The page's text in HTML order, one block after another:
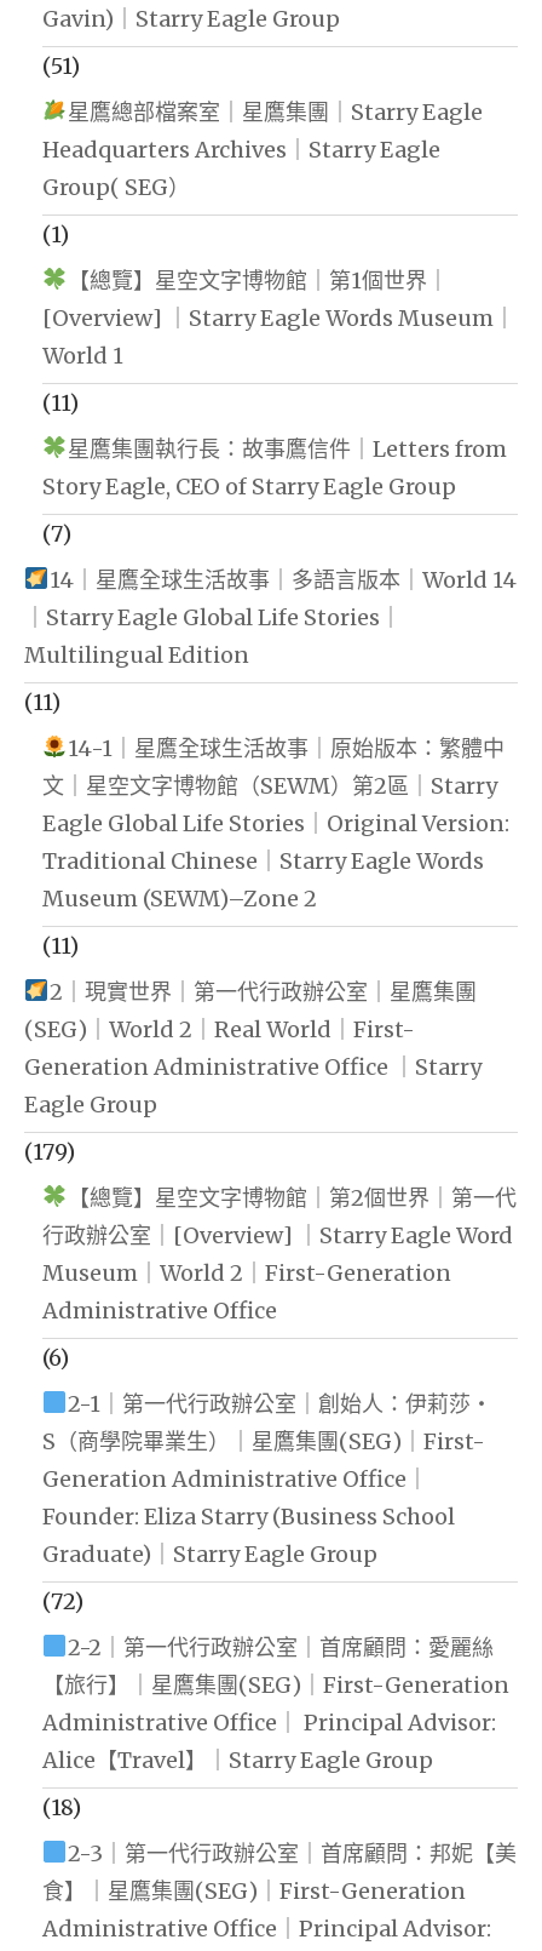
Gavin)｜Starry Eagle Group
(51)
星鷹總部檔案室｜星鷹集團｜Starry Eagle
Headquarters Archives｜Starry Eagle
Group( SEG）
(1)
【總覽】星空文字博物館｜第1個世界｜
[Overview] ｜Starry Eagle Words Museum｜
World 1
(11)
星鷹集團執行長：故事鷹信件｜Letters from
Story Eagle, CEO of Starry Eagle Group
(7)
14｜星鷹全球生活故事｜多語言版本｜World 14
｜Starry Eagle Global Life Stories｜
Multilingual Edition
(11)
14-1｜星鷹全球生活故事｜原始版本：繁體中
文｜星空文字博物館（SEWM）第2區｜Starry
Eagle Global Life Stories｜Original Version:
Traditional Chinese｜Starry Eagle Words
Museum (SEWM)–Zone 2
(11)
2｜現實世界｜第一代行政辦公室｜星鷹集團
(SEG)｜World 2｜Real World｜First-
Generation Administrative Office ｜Starry
Eagle Group
(179)
【總覽】星空文字博物館｜第2個世界｜第一代
行政辦公室｜[Overview] ｜Starry Eagle Word
Museum｜World 2｜First-Generation
Administrative Office
(6)
2-1｜第一代行政辦公室｜創始人：伊莉莎・
S（商學院畢業生）｜星鷹集團(SEG)｜First-
Generation Administrative Office｜
Founder: Eliza Starry (Business School
Graduate)｜Starry Eagle Group
(72)
2-2｜第一代行政辦公室｜首席顧問：愛麗絲
【旅行】｜星鷹集團(SEG)｜First-Generation
Administrative Office｜ Principal Advisor:
Alice【Travel】｜Starry Eagle Group
(18)
2-3｜第一代行政辦公室｜首席顧問：邦妮【美
食】｜星鷹集團(SEG)｜First-Generation
Administrative Office｜Principal Advisor: